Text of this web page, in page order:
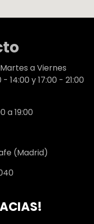
Martes a Viernes
- 14:00 y 17:00 - 21:00
a 19:00
(Madrid)